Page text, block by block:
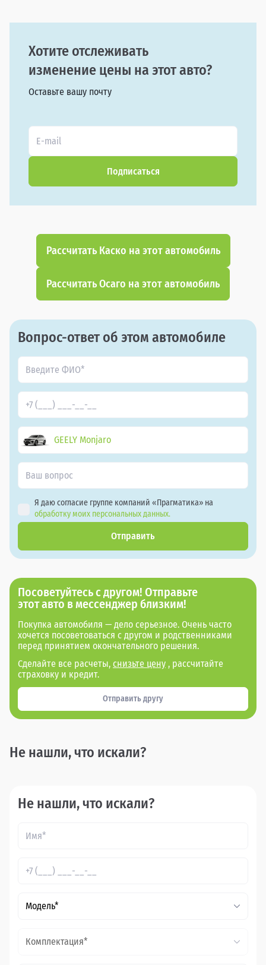
Хотите отслеживать
изменение цены на этот авто?
Оставьте вашу почту
Подписаться
Рассчитать Каско на этот автомобиль
Рассчитать Осаго на этот автомобиль
Вопрос-ответ об этом автомобиле
GEELY Monjaro
Я даю согласие группе компаний «Прагматика» на
обработку моих персональных данных.
Отправить
Посоветуйтесь с другом! Отправьте
этот авто в мессенджер близким!
Покупка автомобиля — дело серьезное. Очень часто
хочется посоветоваться с другом и родственниками
перед принятием окончательного решения.
Сделайте все расчеты, снизьте цену , рассчитайте
страховку и кредит.
Отправить другу
Не нашли, что искали?
Не нашли, что искали?
Модель*
Комплектация*